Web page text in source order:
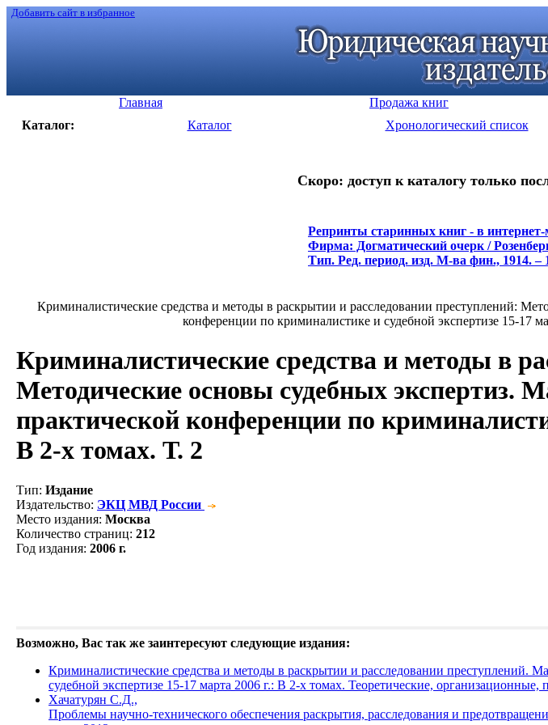
Добавить сайт в избранное
Главная Продажа книг
Каталог:
Каталог Хронологический список
Скоро: доступ к каталогу только
Репринты старинных книг - в
Фирма: Догматический очерк /
Тип. Ред. период. изд. М-ва фин., 1914. –
Криминалистические средства и методы в раскрытии и расследовании преступлений:
конференции по криминалистике и судебной экспертизе 15-
Криминалистические средства и методы в
Методические основы судебных экспертиз.
практической конференции по
В 2-х томах. Т. 2
Тип: Издание
Издательство: ЭКЦ МВД России
Место издания: Москва
Количество страниц: 212
Год издания: 2006 г.
Возможно, Вас так же заинтересуют следующие издания:
Криминалистические средства и методы в раскрытии и расследовании преступлений.
судебной экспертизе 15-17 марта 2006 г.: В 2-х томах. Теоретические,
Хачатурян С.Д.,
Проблемы научно-технического обеспечения раскрытия, расследования и